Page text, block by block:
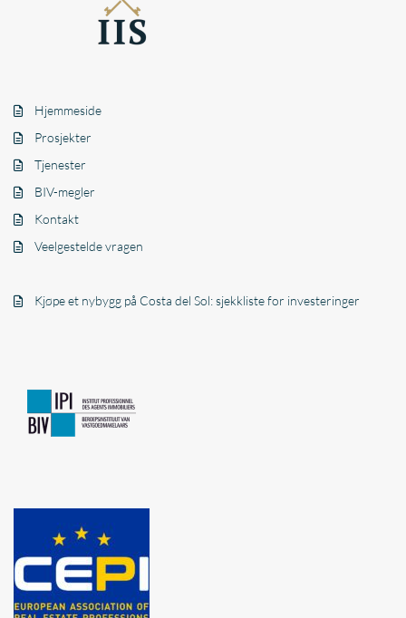
Hjemmeside
Prosjekter
Tjenester
BIV-megler
Kontakt
Veelgestelde vragen
Kjøpe et nybygg på Costa del Sol: sjekkliste for investeringer